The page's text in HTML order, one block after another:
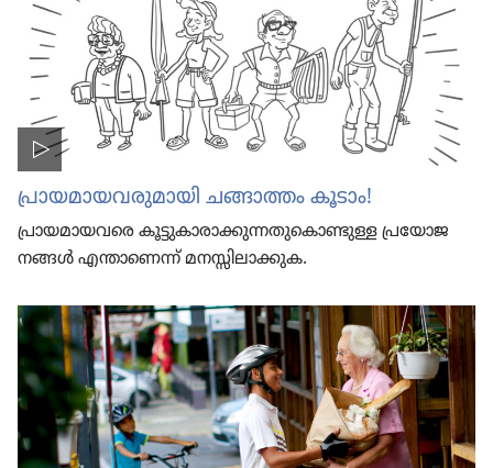
പ്രായ​മാ​യ​വ​രു​മാ​യി ചങ്ങാത്തം കൂടാം!
പ്രായ​മാ​യ​വരെ കൂട്ടു​കാ​രാ​ക്കു​ന്ന​തു​കൊ​ണ്ടുള്ള പ്രയോ​ജ​
നങ്ങൾ എന്താ​ണെന്ന്‌ മനസ്സി​ലാ​ക്കുക.